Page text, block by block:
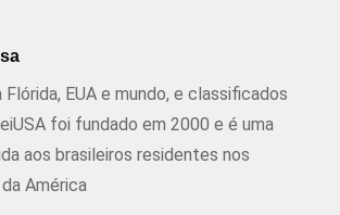
EUA e mundo, e classificados
foi fundado em 2000 e é uma
aos brasileiros residentes nos
América